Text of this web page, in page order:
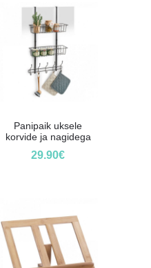
Panipaik uksele
korvide ja nagidega
29.90€